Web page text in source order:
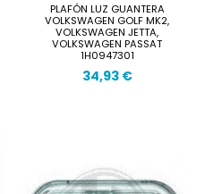
PLAFÓN LUZ GUANTERA
VOLKSWAGEN GOLF MK2,
VOLKSWAGEN JETTA,
VOLKSWAGEN PASSAT
1H0947301
34,93 €